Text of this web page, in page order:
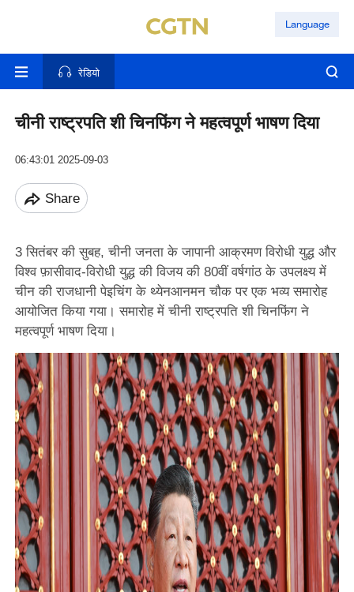
Language
रेडियो
चीनी राष्ट्रपति शी चिनफिंग ने महत्वपूर्ण भाषण दिया
06:43:01 2025-09-03
Share
3 सितंबर की सुबह, चीनी जनता के जापानी आक्रमण विरोधी युद्ध और
विश्व फ़ासीवाद-विरोधी युद्ध की विजय की 80वीं वर्षगांठ के उपलक्ष्य में
चीन की राजधानी पेइचिंग के थ्येनआनमन चौक पर एक भव्य समारोह
आयोजित किया गया। समारोह में चीनी राष्ट्रपति शी चिनफिंग ने
महत्वपूर्ण भाषण दिया।